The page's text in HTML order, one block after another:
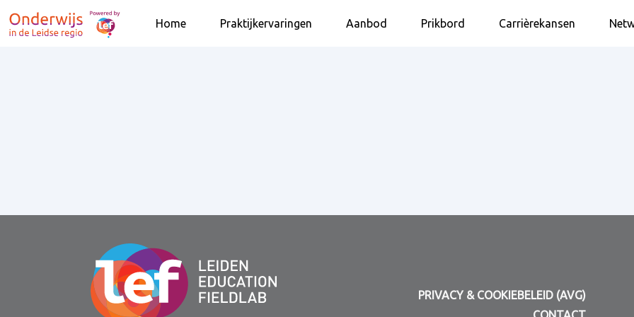
Home Praktijkervaringen Aanbod Prikbord Carrièrekansen
PRIVACY & COOKIEBELEID (AVG)